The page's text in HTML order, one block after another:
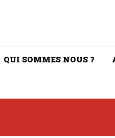
QUI SOMMES NOUS ?